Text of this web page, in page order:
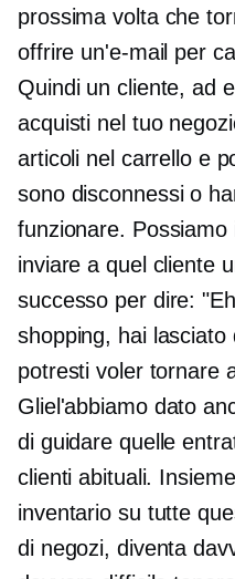
prossima volta che
offrire un'e-mail per
Quindi un cliente, ad
acquisti nel tuo
articoli nel carrello e
sono disconnessi o
funzionare.
inviare a quel cliente
successo per dire:
shopping, hai lasciato
potresti voler tornare
Gliel'abbiamo dato
di guidare quelle
clienti abituali.
inventario su tutte
di negozi, diventa